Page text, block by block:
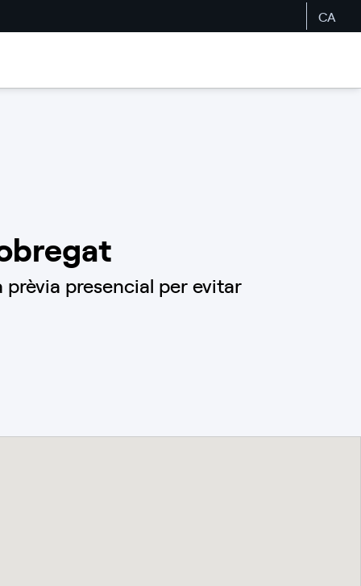
CA
presencial per evitar